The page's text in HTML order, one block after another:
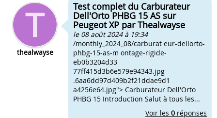
thealwayse
Test complet du Carburateur
Dell'Orto PHBG 15 AS sur
Peugeot XP par Thealwayse
le 08 août 2024 à 19:34
/monthly_2024_08/carburat eur-dellorto-
phbg-15-as-m ontage-rigide-
eb0b3204d33
77ff415d3b6e579e94343.jpg
.6aa6dd97d409b2f21ddae9d1
a4256e64.jpg"> Carburateur Dell'Orto
PHBG 15 Introduction Salut à tous les...
Voir les 0 réponses